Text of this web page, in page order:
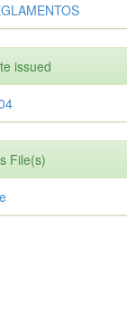
issued
File(s)